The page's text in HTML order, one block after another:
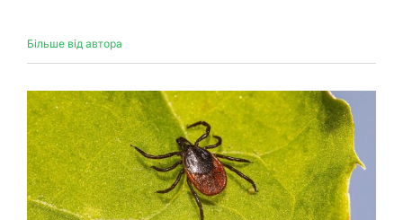
Більше від автора